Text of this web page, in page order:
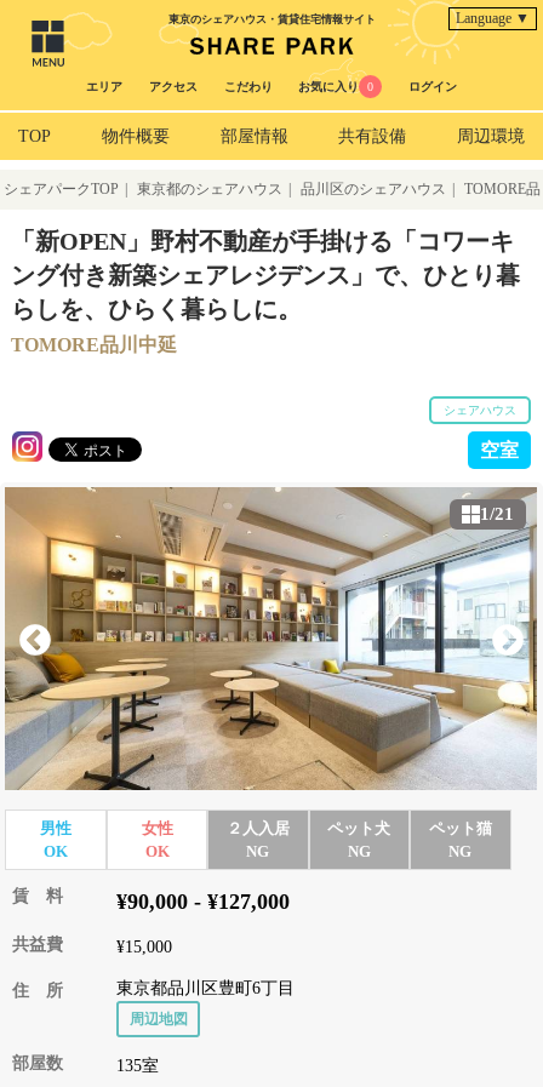
東京のシェアハウス・賃貸住宅情報サイト Language ▼
エリア アクセス こだわり お気に入り 0 ログイン
TOP 物件概要 部屋情報 共有設備 周辺環境
シェアパークTOP 東京都のシェアハウス 品川区のシェアハウス TOMORE品
川中延
「新OPEN」野村不動産が手掛ける「コワーキ
ング付き新築シェアレジデンス」で、ひとり暮
らしを、ひらく暮らしに。
TOMORE品川中延
シェアハウス
空室
1/21
男性
OK
女性
OK
２人入居
NG
ペット犬
NG
ペット猫
NG
賃 料 ¥90,000 - ¥127,000
共益費 ¥15,000
住 所 東京都品川区豊町6丁目
周辺地図
部屋数 135室